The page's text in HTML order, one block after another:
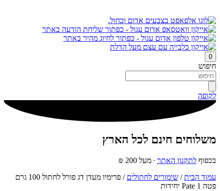
0
חיפוש
לקופה
משלוחים חינם לכל הארץ
בכפוף לתקנון האתר ∙ מעל 200 ₪
עמוד הבית/ שימורים לחתולים
/ פרימיו מעדן דג פורל לחתול 100 גרם
פטה Pate 1 יחידות